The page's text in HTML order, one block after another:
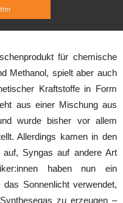
für chemische
Methanol, spielt aber auch
Kraftstoffe in Form
aus einer Mischung aus
wurde bisher vor allem
Allerdings kamen in den
Syngas auf andere Art
haben nun ein
Sonnenlicht verwendet,
zu erzeugen –